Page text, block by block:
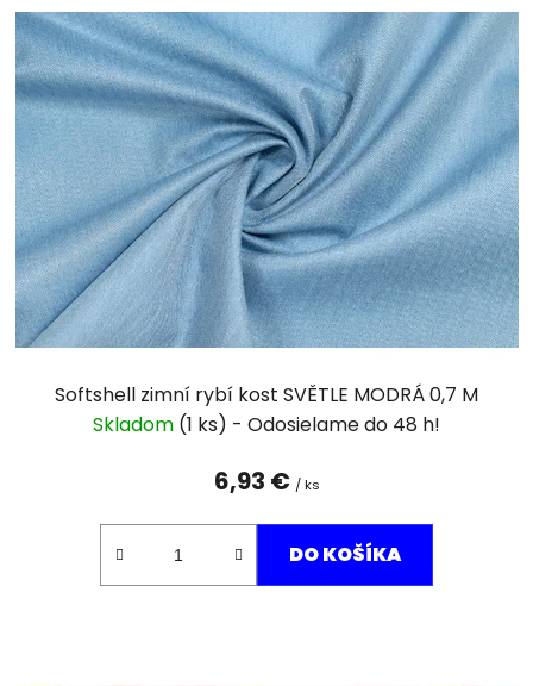
ý
p
i
s
p
r
o
d
u
k
t
Softshell zimní rybí kost SVĚTLE MODRÁ 0,7 M
Skladom (1 ks)
6,93 € / ks
DO KOŠÍKA